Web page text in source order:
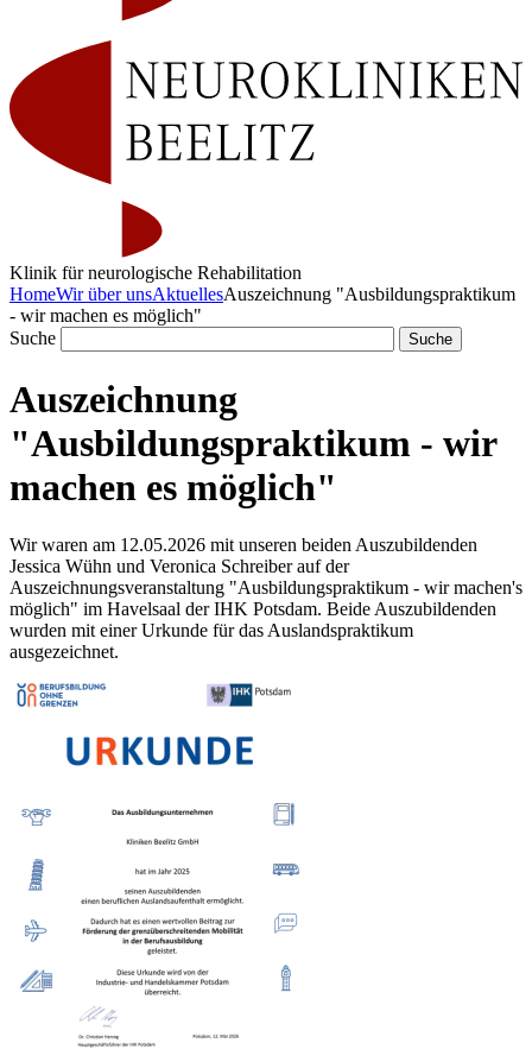
Klinik für neurologische Rehabilitation
HomeWir über unsAktuellesAuszeichnung "Ausbildungspraktikum
- wir machen es möglich"
Suche
Auszeichnung
"Ausbildungspraktikum - wir
machen es möglich"
Wir waren am 12.05.2026 mit unseren beiden Auszubildenden
Jessica Wühn und Veronica Schreiber auf der
Auszeichnungsveranstaltung "Ausbildungspraktikum - wir machen's
möglich" im Havelsaal der IHK Potsdam. Beide Auszubildenden
wurden mit einer Urkunde für das Auslandspraktikum
ausgezeichnet.